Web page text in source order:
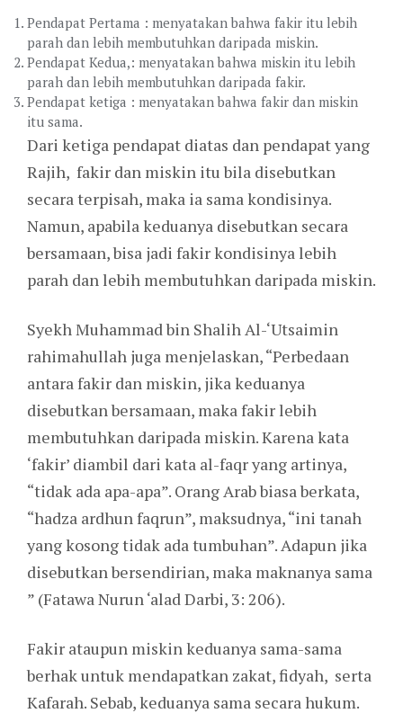
Pendapat Pertama : menyatakan bahwa fakir itu lebih
parah dan lebih membutuhkan daripada miskin.
Pendapat Kedua,: menyatakan bahwa miskin itu lebih
parah dan lebih membutuhkan daripada fakir.
Pendapat ketiga : menyatakan bahwa fakir dan miskin
itu sama.
Dari ketiga pendapat diatas dan pendapat yang
Rajih, fakir dan miskin itu bila disebutkan
secara terpisah, maka ia sama kondisinya.
Namun, apabila keduanya disebutkan secara
bersamaan, bisa jadi fakir kondisinya lebih
parah dan lebih membutuhkan daripada miskin.
Syekh Muhammad bin Shalih Al-‘Utsaimin
rahimahullah juga menjelaskan, “Perbedaan
antara fakir dan miskin, jika keduanya
disebutkan bersamaan, maka fakir lebih
membutuhkan daripada miskin. Karena kata
‘fakir’ diambil dari kata al-faqr yang artinya,
“tidak ada apa-apa”. Orang Arab biasa berkata,
“hadza ardhun faqrun”, maksudnya, “ini tanah
yang kosong tidak ada tumbuhan”. Adapun jika
disebutkan bersendirian, maka maknanya sama
” (Fatawa Nurun ‘alad Darbi, 3: 206).
Fakir ataupun miskin keduanya sama-sama
berhak untuk mendapatkan zakat, fidyah, serta
Kafarah. Sebab, keduanya sama secara hukum.